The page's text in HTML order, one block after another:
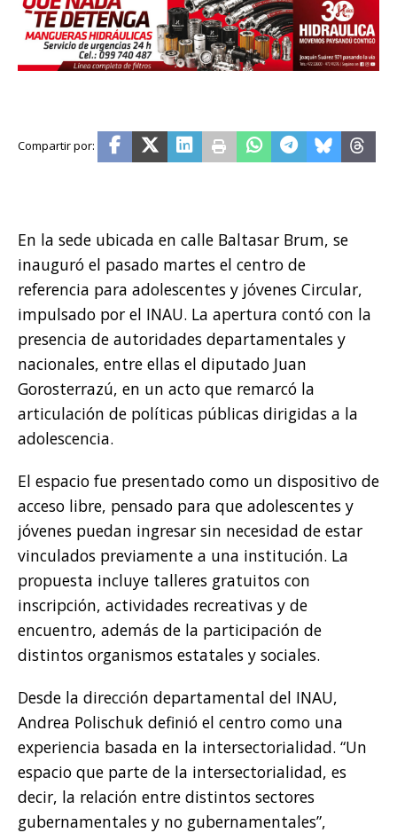
En la sede ubicada en calle Baltasar Brum, se
inauguró el pasado martes el centro de
referencia para adolescentes y jóvenes Circular,
impulsado por el INAU. La apertura contó con la
presencia de autoridades departamentales y
nacionales, entre ellas el diputado Juan
Gorosterrazú, en un acto que remarcó la
articulación de políticas públicas dirigidas a la
adolescencia.
El espacio fue presentado como un dispositivo de
acceso libre, pensado para que adolescentes y
jóvenes puedan ingresar sin necesidad de estar
vinculados previamente a una institución. La
propuesta incluye talleres gratuitos con
inscripción, actividades recreativas y de
encuentro, además de la participación de
distintos organismos estatales y sociales.
Desde la dirección departamental del INAU,
Andrea Polischuk definió el centro como una
experiencia basada en la intersectorialidad. “Un
espacio que parte de la intersectorialidad, es
decir, la relación entre distintos sectores
gubernamentales y no gubernamentales”,